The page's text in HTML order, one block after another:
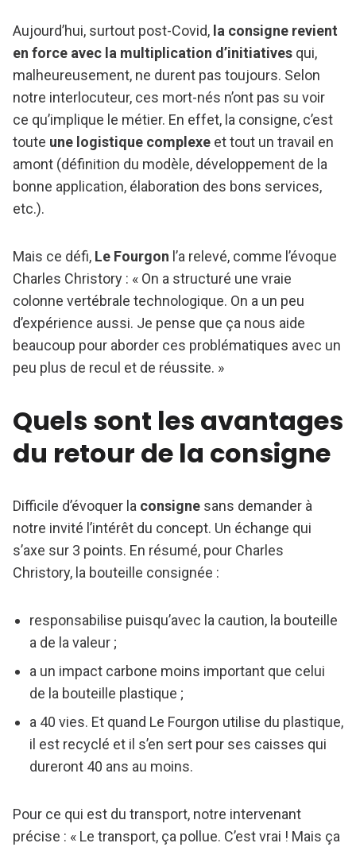
Aujourd’hui, surtout post-Covid, la consigne revient
en force avec la multiplication d’initiatives qui,
malheureusement, ne durent pas toujours. Selon
notre interlocuteur, ces mort-nés n’ont pas su voir
ce qu’implique le métier. En effet, la consigne, c’est
toute une logistique complexe et tout un travail en
amont (définition du modèle, développement de la
bonne application, élaboration des bons services,
etc.).
Mais ce défi, Le Fourgon l’a relevé, comme l’évoque
Charles Christory : « On a structuré une vraie
colonne vertébrale technologique. On a un peu
d’expérience aussi. Je pense que ça nous aide
beaucoup pour aborder ces problématiques avec un
peu plus de recul et de réussite. »
Quels sont les avantages
du retour de la consigne
Difficile d’évoquer la consigne sans demander à
notre invité l’intérêt du concept. Un échange qui
s’axe sur 3 points. En résumé, pour Charles
Christory, la bouteille consignée :
responsabilise puisqu’avec la caution, la bouteille
a de la valeur ;
a un impact carbone moins important que celui
de la bouteille plastique ;
a 40 vies. Et quand Le Fourgon utilise du plastique,
il est recyclé et il s’en sert pour ses caisses qui
dureront 40 ans au moins.
Pour ce qui est du transport, notre intervenant
précise : « Le transport, ça pollue. C’est vrai ! Mais ça